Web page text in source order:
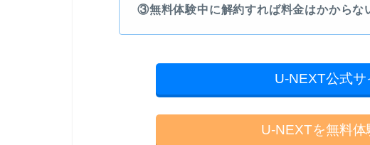
③無料体験中に解約すれば料金はかからな
U-NEXT公式
U-NEXTを無料